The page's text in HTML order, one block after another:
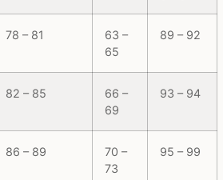
78 – 81
63 –
65
89 – 92
82 – 85
66 –
69
93 – 94
86 – 89
70 –
73
95 – 99